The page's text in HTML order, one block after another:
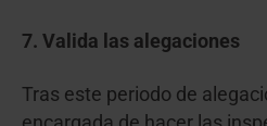
7. Valida las alegaciones
Tras este periodo de